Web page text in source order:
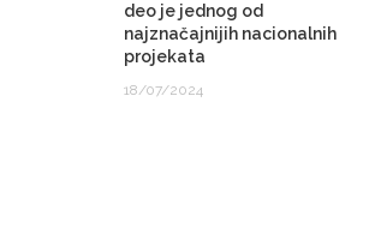
deo je jednog od
najznačajnijih nacionalnih
projekata
18/07/2024